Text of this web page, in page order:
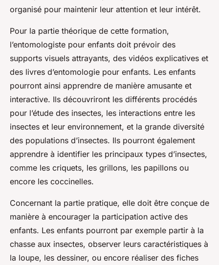
organisé pour maintenir leur attention et leur intérêt.
Pour la partie théorique de cette formation,
l’entomologiste pour enfants doit prévoir des
supports visuels attrayants, des vidéos explicatives et
des livres d’entomologie pour enfants. Les enfants
pourront ainsi apprendre de manière amusante et
interactive. Ils découvriront les différents procédés
pour l’étude des insectes, les interactions entre les
insectes et leur environnement, et la grande diversité
des populations d’insectes. Ils pourront également
apprendre à identifier les principaux types d’insectes,
comme les criquets, les grillons, les papillons ou
encore les coccinelles.
Concernant la partie pratique, elle doit être conçue de
manière à encourager la participation active des
enfants. Les enfants pourront par exemple partir à la
chasse aux insectes, observer leurs caractéristiques à
la loupe, les dessiner, ou encore réaliser des fiches